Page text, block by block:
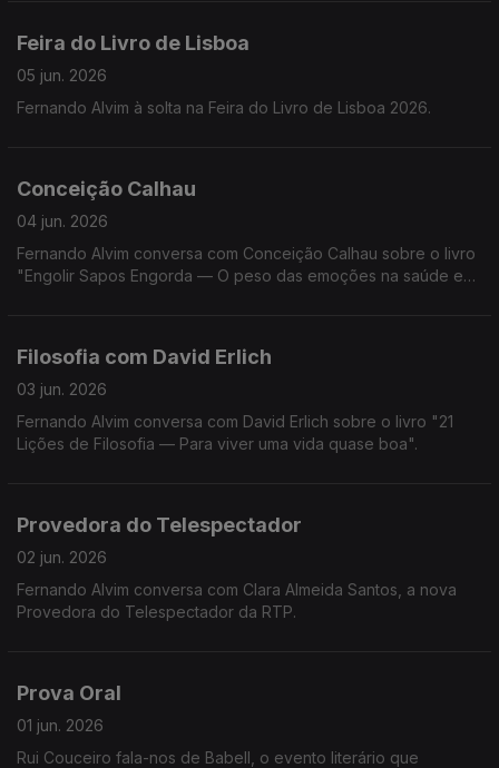
Feira do Livro de Lisboa
05 jun. 2026
Fernando Alvim à solta na Feira do Livro de Lisboa 2026.
Conceição Calhau
04 jun. 2026
Fernando Alvim conversa com Conceição Calhau sobre o livro
"Engolir Sapos Engorda — O peso das emoções na saúde e
Filosofia com David Erlich
03 jun. 2026
Fernando Alvim conversa com David Erlich sobre o livro "21
Lições de Filosofia — Para viver uma vida quase boa".
Provedora do Telespectador
02 jun. 2026
Fernando Alvim conversa com Clara Almeida Santos, a nova
Provedora do Telespectador da RTP.
Prova Oral
01 jun. 2026
Rui Couceiro fala-nos de Babell, o evento literário que